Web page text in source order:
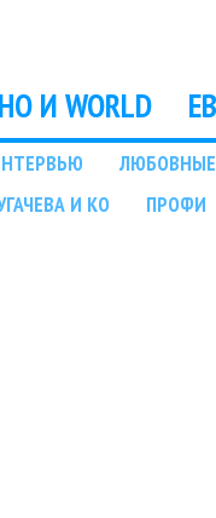
И WORLD
И КО ПРОФИ